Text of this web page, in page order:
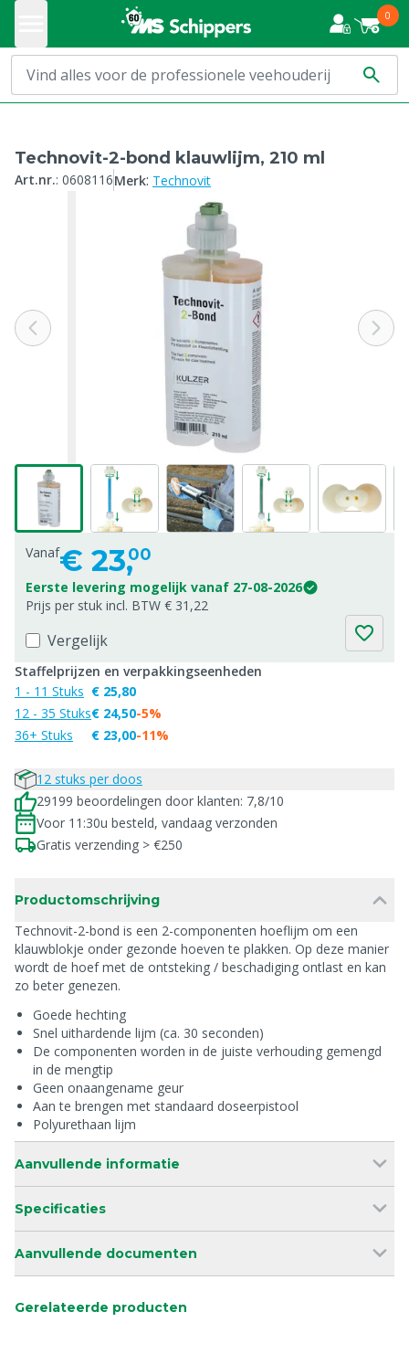
0
Technovit-2-bond klauwlijm, 210 ml
Art.nr.: 0608116Merk: Technovit
Vanaf€ 23,00
Eerste levering mogelijk vanaf 27-08-2026
Prijs per stuk incl. BTW € 31,22
Vergelijk
Staffelprijzen en verpakkingseenheden
1 - 11 Stuks
12 - 35 Stuks
36+ Stuks
€ 25,80
€ 24,50
€ 23,00
-5%
-11%
12 stuks per doos
29199 beoordelingen door klanten: 7,8/10
Voor 11:30u besteld, vandaag verzonden
Gratis verzending > €250
Productomschrijving
Technovit-2-bond is een 2-componenten hoeflijm om een
klauwblokje onder gezonde hoeven te plakken. Op deze manier
wordt de hoef met de ontsteking / beschadiging ontlast en kan
zo beter genezen.
Goede hechting
Snel uithardende lijm (ca. 30 seconden)
De componenten worden in de juiste verhouding gemengd
in de mengtip
Geen onaangename geur
Aan te brengen met standaard doseerpistool
Polyurethaan lijm
Aanvullende informatie
Specificaties
Aanvullende documenten
Gerelateerde producten